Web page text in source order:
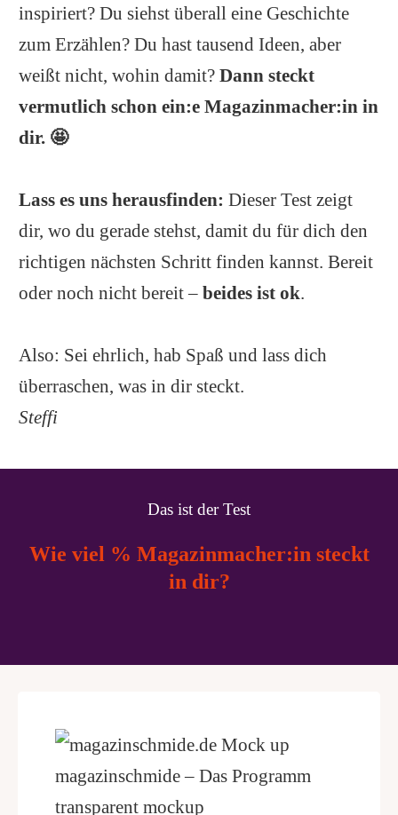
inspiriert? Du siehst überall eine Geschichte
zum Erzählen? Du hast tausend Ideen, aber
weißt nicht, wohin damit? Dann steckt
vermutlich schon ein:e Magazinmacher:in in
dir. 🤩
Lass es uns herausfinden: Dieser Test zeigt
dir, wo du gerade stehst, damit du für dich den
richtigen nächsten Schritt finden kannst. Bereit
oder noch nicht bereit – beides ist ok.
Also: Sei ehrlich, hab Spaß und lass dich
überraschen, was in dir steckt.
Steffi
Das ist der Test
Wie viel % Magazinmacher:in steckt
in dir?